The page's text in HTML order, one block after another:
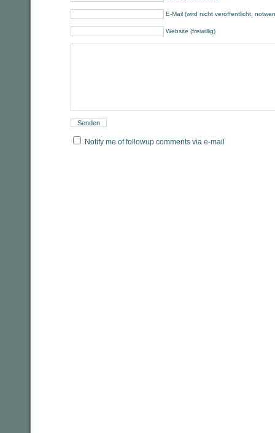
E-Mail (wird nicht veröffentlicht,
Website (freiwillig)
Notify me of followup comments via e-mail